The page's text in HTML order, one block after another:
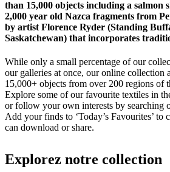
than 15,000 objects including a salmon
2,000 year old Nazca fragments from
by artist Florence Ryder (Standing
Saskatchewan) that incorporates
While only a small percentage of our
our galleries at once, our online collection
15,000+ objects from over 200 regions of
Explore some of our favourite textiles in
or follow your own interests by searching
Add your finds to ‘Today’s Favourites’ to
can download or share.
Explorez notre collection